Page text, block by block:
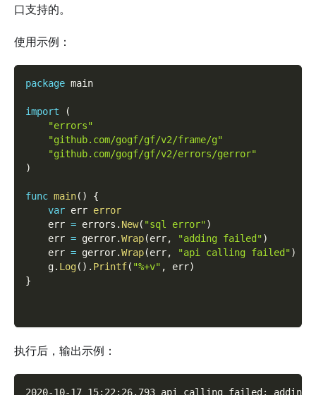
口支持的。
使用示例：
package main
import
(
"errors"
"github.com/gogf/gf/v2/frame/g"
"github.com/gogf/gf/v2/errors/gerror"
)
func main( )
{
var err error
    err
= errors . New( "sql error")
    err
= gerror.Wrap(err, "adding failed")
    err
= gerror.Wrap(err, "api calling failed")
    g
. Log( ) . Printf( "%+v" , err)
}
执行后，输出示例：
2020-10-17 15:22:26.793 api calling failed: